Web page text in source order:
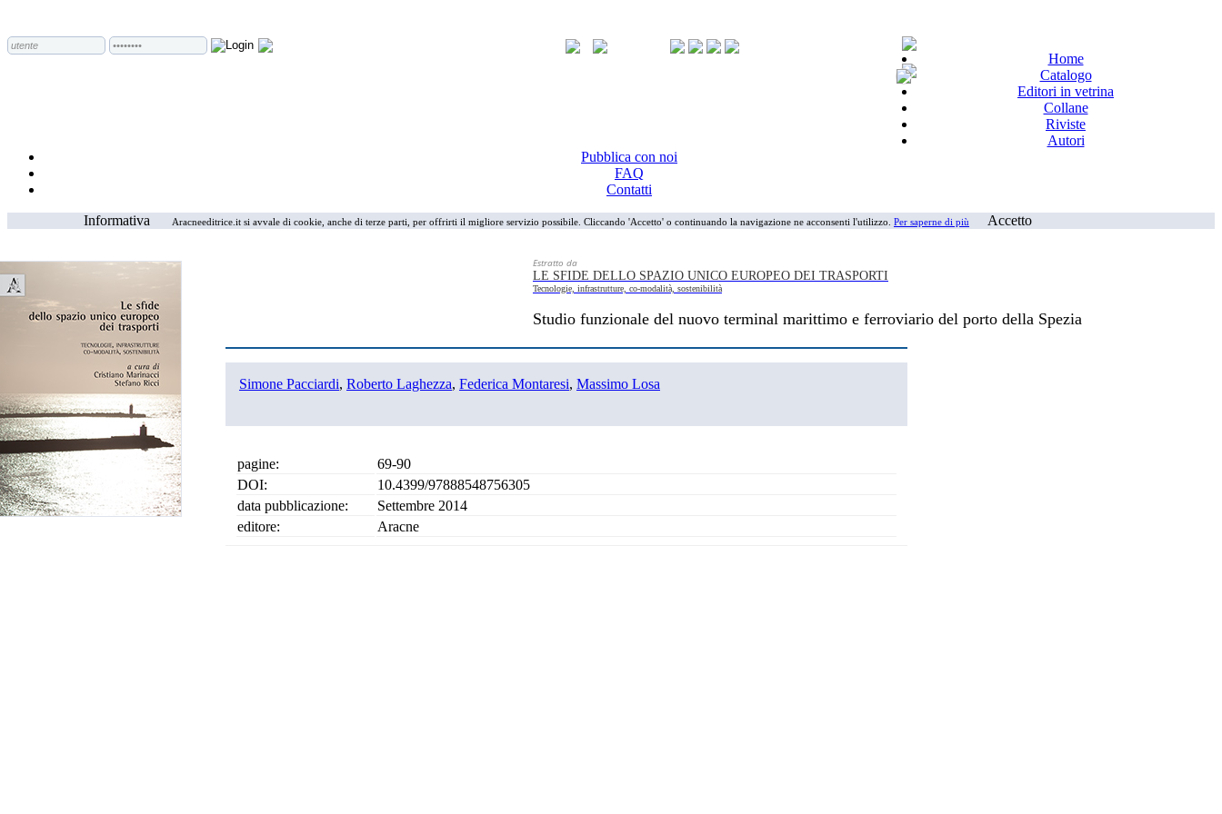
Home
Catalogo
Editori in vetrina
Collane
Riviste
Autori
Pubblica con noi
FAQ
Contatti
Informativa
Aracneeditrice.it si avvale di cookie, anche di terze parti, per offrirti il migliore servizio possibile. Cliccando 'Accetto' o continuando la navigazione ne acconsenti l'utilizzo. Per saperne di più Accetto
Estratto da
LE SFIDE DELLO SPAZIO UNICO EUROPEO DEI TRASPORTI
Tecnologie, infrastrutture, co-modalità, sostenibilità
Studio funzionale del nuovo terminal marittimo e ferroviario del porto della Spezia
Simone Pacciardi, Roberto Laghezza, Federica Montaresi, Massimo Losa
pagine:
69-90
DOI:
10.4399/97888548756305
data pubblicazione:
Settembre 2014
editore:
Aracne